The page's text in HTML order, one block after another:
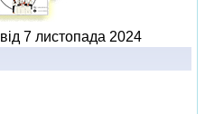
від 7 листопада 2024